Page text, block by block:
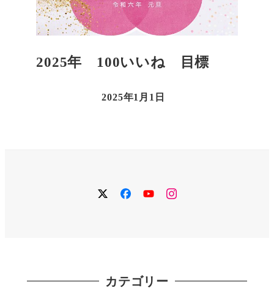
2025年 100いいね 目標
2025年1月1日
twitterfacebook
YouTubeinstagram
カテゴリー